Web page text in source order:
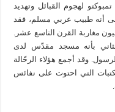
لهجوم القبائل وتهديد
أنه طبيب عربي مسلم، فقد
مغاربة القرن التاسع عشر.
بأنه مسجد مقدّس لدى
وقد أجمع هؤلاء الرحّالة
التي احتوت على نفائس